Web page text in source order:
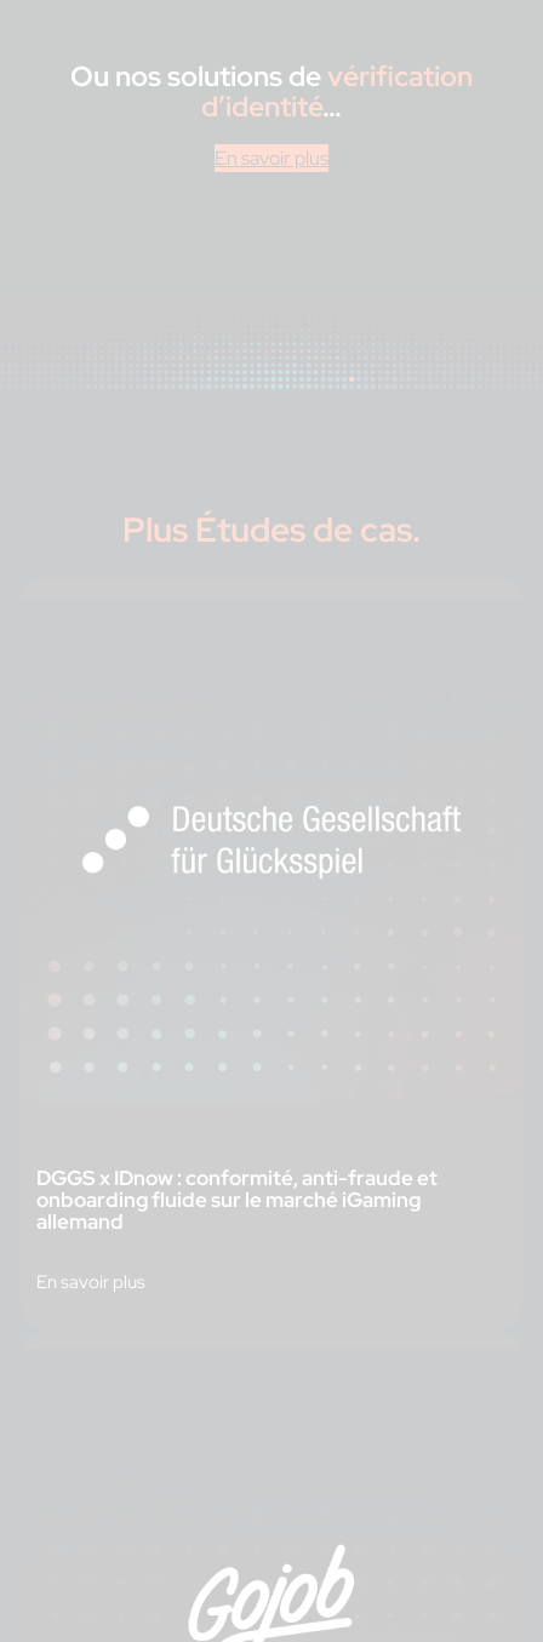
Ou nos solutions devérification
d’identité…
En savoir plus
Plus Études de cas.
DGGS x IDnow : conformité, anti-fraude et
onboarding fluide sur le marché iGaming
allemand
En savoir plus